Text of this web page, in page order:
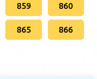
859 860
865 866